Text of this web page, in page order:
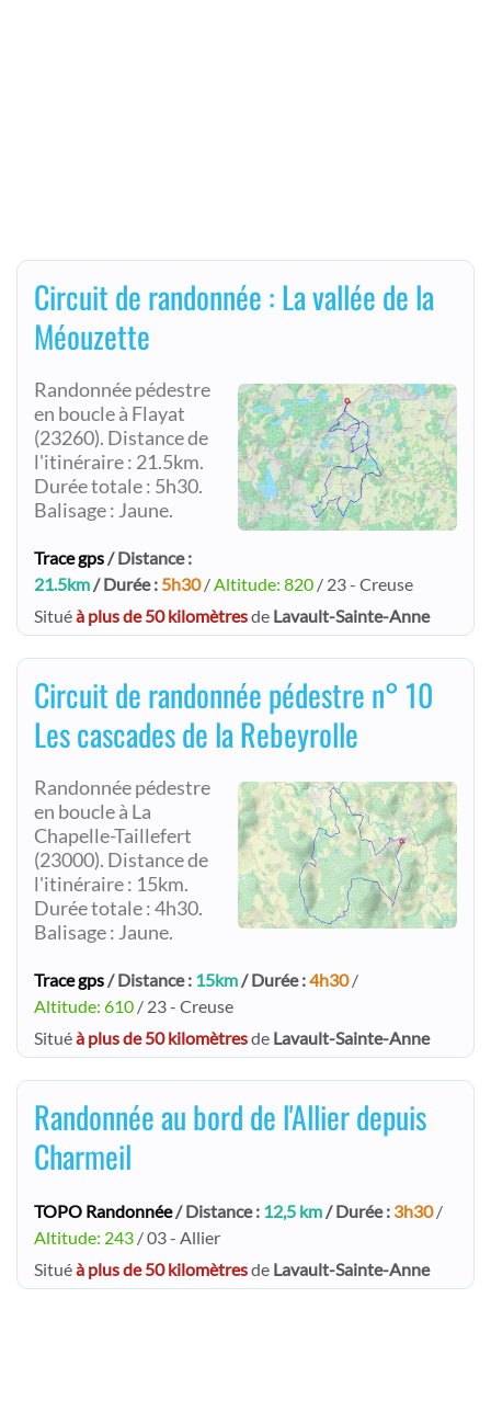
Circuit de randonnée : La vallée de la
Méouzette
Randonnée pédestre
en boucle à Flayat
(23260). Distance de
l'itinéraire : 21.5km.
Durée totale : 5h30.
Balisage : Jaune.
Trace gps/ Distance :
21.5km/ Durée : 5h30/Altitude: 820 / 23 - Creuse
Situéà plus de 50 kilomètresde Lavault-Sainte-Anne
Circuit de randonnée pédestre n° 10
Les cascades de la Rebeyrolle
Randonnée pédestre
en boucle à La
Chapelle-Taillefert
(23000). Distance de
l'itinéraire : 15km.
Durée totale : 4h30.
Balisage : Jaune.
Trace gps/ Distance : 15km/ Durée :4h30/
Altitude: 610 / 23 - Creuse
Situéà plus de 50 kilomètresde Lavault-Sainte-Anne
Randonnée au bord de l'Allier depuis
Charmeil
TOPO Randonnée/ Distance : 12,5 km/ Durée : 3h30/
Altitude: 243 / 03 - Allier
Situéà plus de 50 kilomètresde Lavault-Sainte-Anne